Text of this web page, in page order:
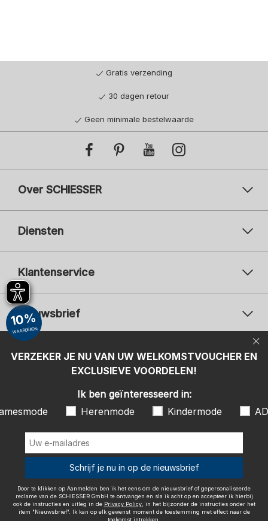
Gratis verzending
30 dagen retour
Geen minimale bestelwaarde
Over SCHIESSER
Diensten
Klantenservice
Nieuwsbrief
Uw
Uw e-mailadres
Aanmelden
Herenmode
ADIDAS
Door te klikken op Aanmelden ben ik het eens om de nieuwsbrief of
gepersonaliseerde reclame van de SCHIESSER GmbH te ontvangen en
sla ik acht op en accepteer ik hierbij ook de instructies en uitleg in de
, in het bijzonder de instructies onder het item
effect naar de toekomst intrekken.
Betaalwijzen
Wij bezorgen met
VERZEKER JE NU VAN UW WELKOMSTVOUCHER EN
EXCLUSIEVE VOORDELEN!
10%
WAARDEBON
Ik ben geïnteresseerd in:
Herenmode Kindermode
Schrijf je nu in op de nieuwsbrief
Door te klikken op Aanmelden ben ik het eens om de nieuwsbrief of gepersonaliseerde
reclame van de SCHIESSER GmbH te ontvangen en sla ik acht op en accepteer ik hierbij
ook de instructies en uitleg in de Privacy Policy, in het bijzonder de instructies onder het
item "Nieuwsbrief". Ik kan op elk gewenst moment de toestemming met effect naar de
toekomst intrekken.